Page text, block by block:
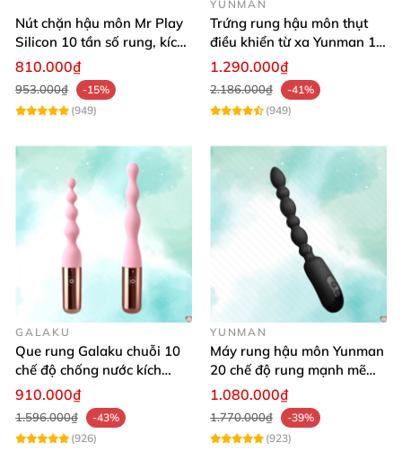
sung mãn trước khi bước vào cuộc yêu.
Nút chặn hậu môn Mr Play
Silicon 10 tần số rung, kích
thích khoái cảm
810.000₫
953.000₫
-15%
(949)
YUNMAN
Trứng rung hậu môn thụt
điều khiển từ xa Yunman 12
chế độ
1.290.000₫
2.186.000₫
-41%
(949)
GALAKU
Que rung Galaku chuỗi 10
chế độ chống nước kích
thích hậu môn
910.000₫
1.596.000₫
-43%
(926)
YUNMAN
Máy rung hậu môn Yunman
20 chế độ rung mạnh mẽ
chống nước
1.080.000₫
1.770.000₫
-39%
(923)